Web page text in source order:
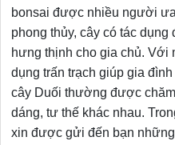
bonsai được nhiều người
phong thủy, cây có tác dụng
hưng thịnh cho gia chủ. Với
dụng trấn trạch giúp gia
cây Duối thường được
dáng, tư thế khác nhau.
xin được gửi đến bạn